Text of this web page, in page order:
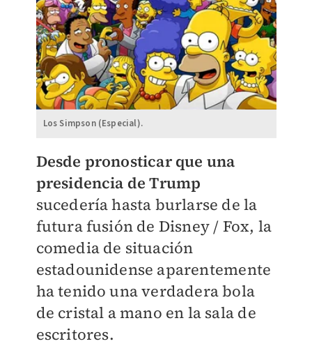
Los Simpson (Especial).
Desde pronosticar que una
presidencia de Trump
sucedería hasta burlarse de la
futura fusión de Disney / Fox, la
comedia de situación
estadounidense aparentemente
ha tenido una verdadera bola
de cristal a mano en la sala de
escritores.